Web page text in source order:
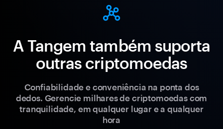
A Tangem também suporta
outras criptomoedas
Confiabilidade e conveniência na ponta dos
dedos. Gerencie milhares de criptomoedas com
tranquilidade, em qualquer lugar e a qualquer
hora